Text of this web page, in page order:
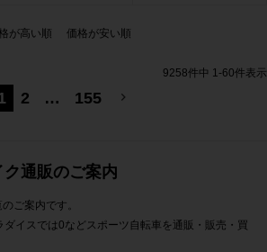
が高い順 価格が安い順
9258件中 1-60件表示
2 … 155
通販のご案内
ご案内です。
ダイスでは0などスポーツ自転車を通販・販売・買